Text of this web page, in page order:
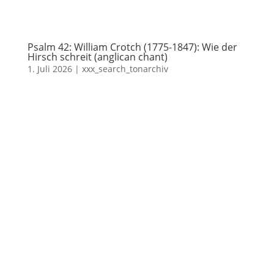
Psalm 42: William Crotch (1775-1847): Wie der
Hirsch schreit (anglican chant)
1. Juli 2026| xxx_search_tonarchiv